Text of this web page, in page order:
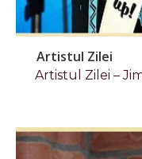
Artistul Zilei
Artistul Zilei –